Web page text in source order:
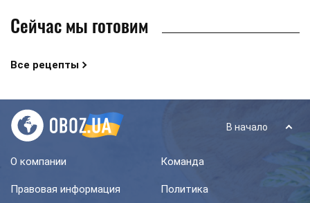
Сейчас мы готовим
Все рецепты
В начало
О компании Команда
Правовая информация
Политика